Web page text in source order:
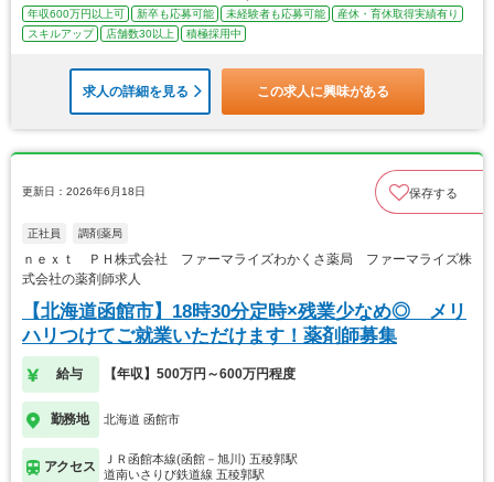
年収600万円以上可 新卒も応募可能 未経験者も応募可能
産休・育休取得実績有り
スキルアップ
店舗数30以上 積極採用中
求人の詳細を見る この求人に興味がある
更新日：2026年6月18日 保存する
正社員 調剤薬局
ｎｅｘｔ ＰＨ株式会社 ファーマライズわかくさ薬局 ファーマライズ株
式会社の薬剤師求人
【北海道函館市】18時30分定時×残業少なめ◎ メリ
ハリつけてご就業いただけます！薬剤師募集
給与 【年収】500万円～600万円程度
勤務地 北海道 函館市
アクセス
ＪＲ函館本線(函館－旭川) 五稜郭駅
道南いさりび鉄道線 五稜郭駅